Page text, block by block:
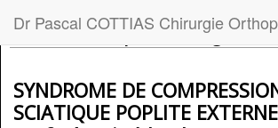
Dr Pascal COTTIAS Chirurgie
Dr Cottias - Opération / genou
SYNDROME DE
SCIATIQUE POPLITE